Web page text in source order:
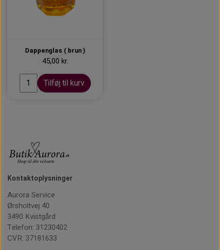
Dappenglas ( brun )
45,00 kr.
Tilføj til kurv
Kontaktoplysninger
Aurora Service
Ørsholtvej 40
3490 Kvistgård
Telefon: 31230402
CVR: 37181633